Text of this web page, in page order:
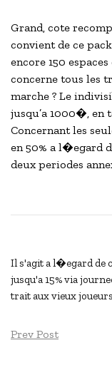
Grand, cote
convient de ce
encore 150
concerne tous les
marche ? Le
jusqu’a 1000�, en
Concernant les
en 50% a l�egard
deux periodes
Il s'agit a l�egard de
jusqu'a 15% via
trait aux vieux joueurs
Prev Post